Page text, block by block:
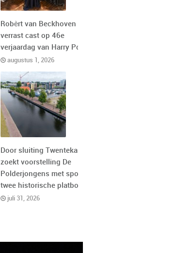
Robèrt van Beckhoven
verrast cast op 46e
verjaardag van Harry Potter
augustus 1, 2026
Door sluiting Twentekanaal
zoekt voorstelling De
Polderjongens met spoed
twee historische platbodems
juli 31, 2026